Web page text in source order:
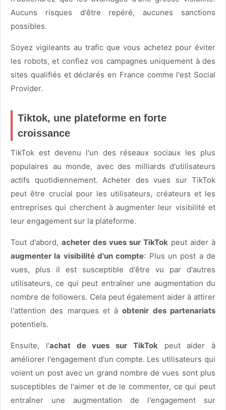
Aucuns risques d'être repéré, aucunes sanctions
possibles.
Soyez vigileants au trafic que vous achetez pour éviter
les robots, et confiez vos campagnes uniquement à des
sites qualifiés et déclarés en France comme l'est Social
Provider.
Tiktok, une plateforme en forte
croissance
TikTok est devenu l'un des réseaux sociaux les plus
populaires au monde, avec des milliards d'utilisateurs
actifs quotidiennement. Acheter des vues sur TikTok
peut être crucial pour les utilisateurs, créateurs et les
entreprises qui cherchent à augmenter leur visibilité et
leur engagement sur la plateforme.
Tout d'abord, acheter des vues sur TikTok peut aider à
augmenter la visibilité d'un compte: Plus un post a de
vues, plus il est susceptible d'être vu par d'autres
utilisateurs, ce qui peut entraîner une augmentation du
nombre de followers. Cela peut également aider à attirer
l'attention des marques et àobtenir des partenariats
potentiels.
Ensuite, l'achat de vues sur TikTokpeut aider à
améliorer l'engagement d'un compte. Les utilisateurs qui
voient un post avec un grand nombre de vues sont plus
susceptibles de l'aimer et de le commenter, ce qui peut
entraîner une augmentation de l'engagement sur